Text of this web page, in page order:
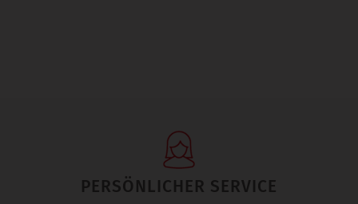
PERSÖNLICHER SERVICE